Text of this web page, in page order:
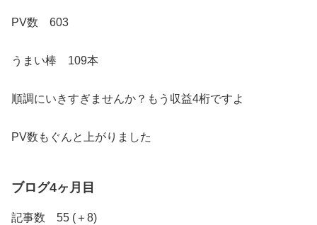
PV数 603
うまい棒 109本
順調にいきすぎませんか？もう収益4桁ですよ
PV数もぐんと上がりました
ブログ4ヶ月目
記事数 55 (＋8)